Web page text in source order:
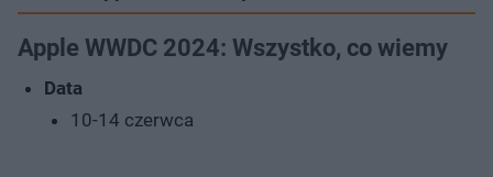
Apple WWDC 2024: Wszystko, co wiemy
Data
10-14 czerwca